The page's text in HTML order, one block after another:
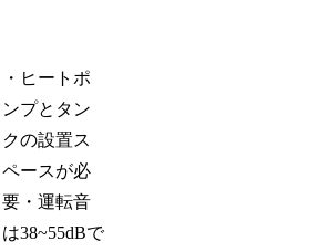
・ヒートポ
ンプとタン
クの設置ス
ペースが必
要・運転音
は38~55dBで